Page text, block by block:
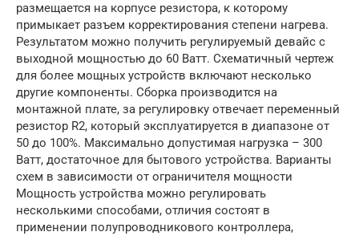
размещается на корпусе резистора, к которому
примыкает разъем корректирования степени нагрева.
Результатом можно получить регулируемый девайс с
выходной мощностью до 60 Ватт. Схематичный чертеж
для более мощных устройств включают несколько
другие компоненты. Сборка производится на
монтажной плате, за регулировку отвечает переменный
резистор R2, который эксплуатируется в диапазоне от
50 до 100%. Максимально допустимая нагрузка – 300
Ватт, достаточное для бытового устройства. Варианты
схем в зависимости от ограничителя мощности
Мощность устройства можно регулировать
несколькими способами, отличия состоят в
применении полупроводникового контроллера,